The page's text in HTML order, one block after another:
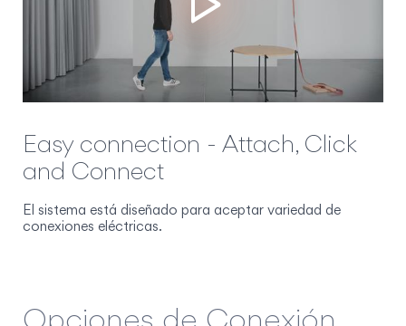
Easy connection - Attach, Click
and Connect
El sistema está diseñado para aceptar variedad de
conexiones eléctricas.